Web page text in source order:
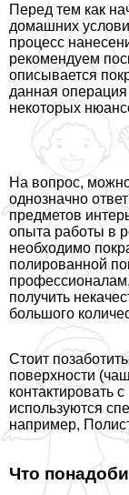
Перед тем как
домашних
процесс
рекомендуем
описывается
данная
некоторых
На вопрос,
однозначно
предметов
опыта работы в
необходимо
полированной
получить
большого
Стоит
поверхности
контактировать
используются
например,
Что